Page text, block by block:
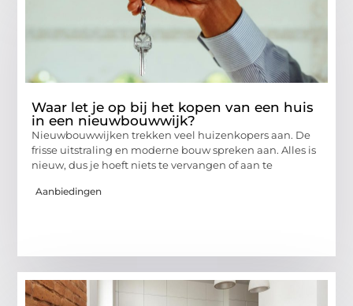
Waar let je op bij het kopen van een huis
in een nieuwbouwwijk?
Nieuwbouwwijken trekken veel huizenkopers aan. De
frisse uitstraling en moderne bouw spreken aan. Alles is
nieuw, dus je hoeft niets te vervangen of aan te
Aanbiedingen